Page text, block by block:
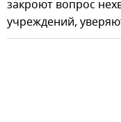
закроют вопрос
учреждений,